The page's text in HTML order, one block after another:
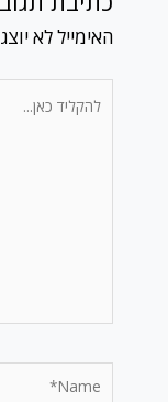
האימייל לא
כאן...
Name*